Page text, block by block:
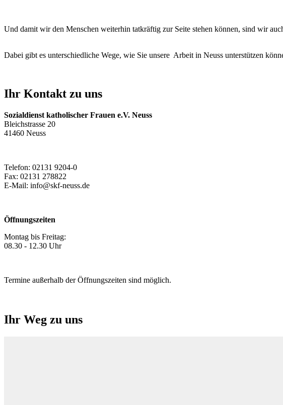
Und damit wir den Menschen weiterhin tatkräftig zur Seite stehen können, sind wir
Dabei gibt es unterschiedliche Wege, wie Sie unsere Arbeit in Neuss unterstützen
Ihr Kontakt zu uns
Sozialdienst katholischer Frauen e.V. Neuss
Bleichstrasse 20
41460 Neuss
Telefon: 02131 9204-0
Fax: 02131 278822
E-Mail: info@skf-neuss.de
Öffnungszeiten
Montag bis Freitag:
08.30 - 12.30 Uhr
Termine außerhalb der Öffnungszeiten sind möglich.
Ihr Weg zu uns